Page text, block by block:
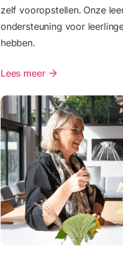
zelf vooropstellen. Onze
ondersteuning voor
hebben.
Lees meer arrow_forward